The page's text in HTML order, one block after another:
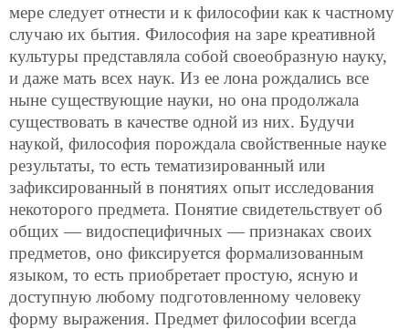
мере следует отнести и к философии как к частному
случаю их бытия. Философия на заре креативной
культуры представляла собой своеобразную науку,
и даже мать всех наук. Из ее лона рождались все
ныне существующие науки, но она продолжала
существовать в качестве одной из них. Будучи
наукой, философия порождала свойственные науке
результаты, то есть тематизированный или
зафиксированный в понятиях опыт исследования
некоторого предмета. Понятие свидетельствует об
общих — видоспецифичных — признаках своих
предметов, оно фиксируется формализованным
языком, то есть приобретает простую, ясную и
доступную любому подготовленному человеку
форму выражения. Предмет философии всегда